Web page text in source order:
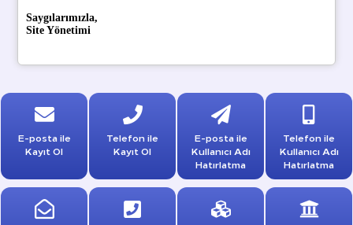
Saygılarımızla,
Site Yönetimi
E-posta ile
Kayıt Ol
Telefon ile
Kayıt Ol
E-posta ile
Kullanıcı Adı
Hatırlatma
Telefon ile
Kullanıcı Adı
Hatırlatma